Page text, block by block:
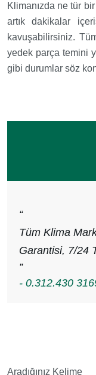
Klimanızda ne tür
artık dakikalar
kavuşabilirsiniz.
yedek parça temini
gibi durumlar söz
“
Tüm Klima
Garantisi, 7/24
”
- 0.312.430